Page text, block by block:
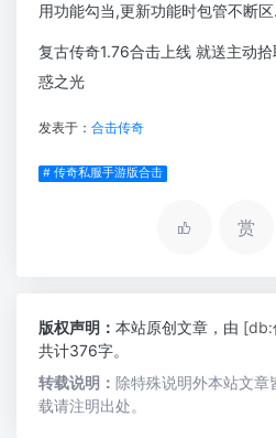
用功能勾当,更新功能时包管不断区.
复古传奇1.76合击上线 就送主动
惑之光
发表于： 合击传奇
# 传奇私服手游版合击
赏
版权声明： 本站原创文章，由 [db:
共计376字。
转载说明： 除特殊说明外本站文
载请注明出处。